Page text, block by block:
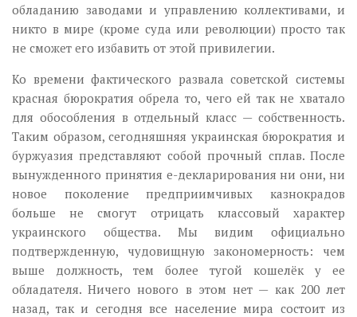
обладанию заводами и управлению коллективами, и
никто в мире (кроме суда или революции) просто так
не сможет его избавить от этой привилегии.
Ко времени фактического развала советской системы
красная бюрократия обрела то, чего ей так не хватало
для обособления в отдельный класс — собственность.
Таким образом, сегодняшняя украинская бюрократия и
буржуазия представляют собой прочный сплав. После
вынужденного принятия е-декларирования ни они, ни
новое поколение предприимчивых казнокрадов
больше не смогут отрицать классовый характер
украинского общества. Мы видим официально
подтвержденную, чудовищную закономерность: чем
выше должность, тем более тугой кошелёк у ее
обладателя. Ничего нового в этом нет — как 200 лет
назад, так и сегодня все население мира состоит из